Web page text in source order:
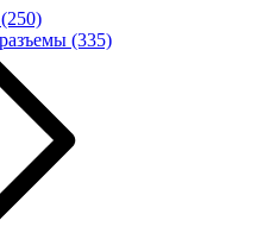
(250)
(335)